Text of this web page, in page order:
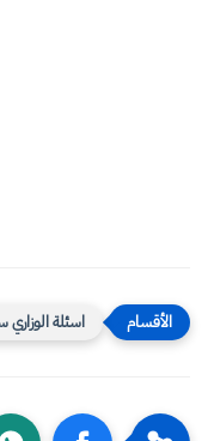
اسئلة